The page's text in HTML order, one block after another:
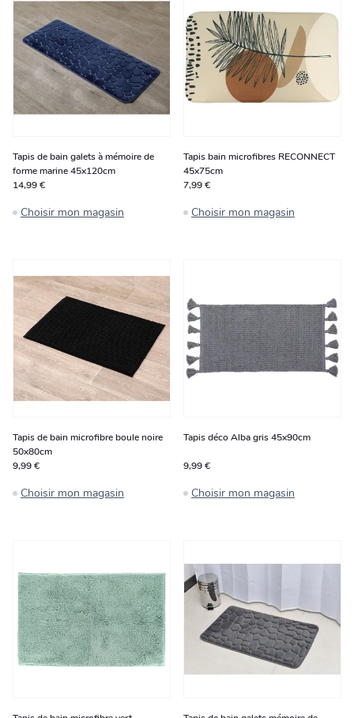
Tapis de bain galets à mémoire de
forme marine 45x120cm
14,99 €
Choisir mon magasin
Tapis bain microfibres RECONNECT
45x75cm
7,99 €
Choisir mon magasin
Tapis de bain microfibre boule noire
50x80cm
9,99 €
Choisir mon magasin
Tapis déco Alba gris 45x90cm
9,99 €
Choisir mon magasin